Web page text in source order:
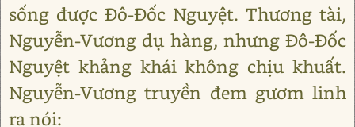
sống được Đô-Đốc Nguyệt. Thương tài,
Nguyễn-Vương dụ hàng, nhưng Đô-Đốc
Nguyệt khảng khái không chịu khuất.
Nguyễn-Vương truyền đem gươm linh
ra nói: